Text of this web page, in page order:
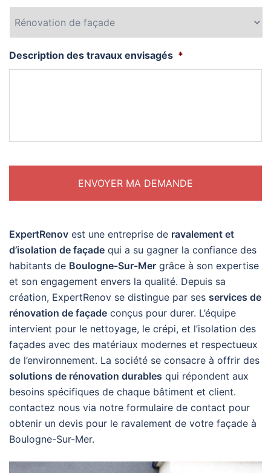
Description des travaux envisagés *
ExpertRenov est une entreprise de ravalement et
d’isolation de façade qui a su gagner la confiance des
habitants de Boulogne-Sur-Mer grâce à son expertise
et son engagement envers la qualité. Depuis sa
création, ExpertRenov se distingue par ses services de
rénovation de façade conçus pour durer. L’équipe
intervient pour le nettoyage, le crépi, et l’isolation des
façades avec des matériaux modernes et respectueux
de l’environnement. La société se consacre à offrir des
solutions de rénovation durables qui répondent aux
besoins spécifiques de chaque bâtiment et client.
contactez nous via notre formulaire de contact pour
obtenir un devis pour le ravalement de votre façade à
Boulogne-Sur-Mer.